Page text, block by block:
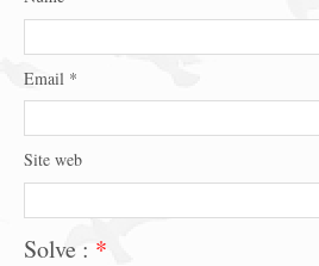
Email *
Site web
Solve : *